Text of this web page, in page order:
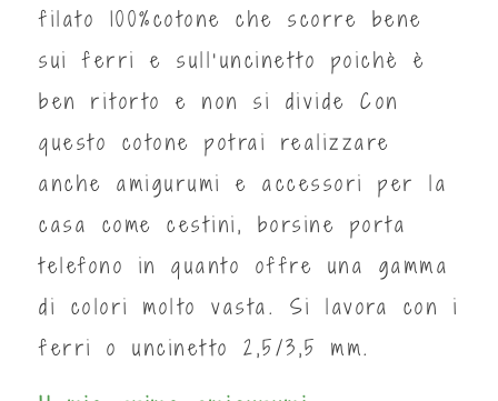
filato 100%cotone che scorre bene
sui ferri e sull'uncinetto poichè è
ben ritorto e non si divide Con
questo cotone potrai realizzare
anche amigurumi e accessori per la
casa come cestini, borsine porta
telefono in quanto offre una gamma
di colori molto vasta. Si lavora con i
ferri o uncinetto 2,5/3,5 mm.